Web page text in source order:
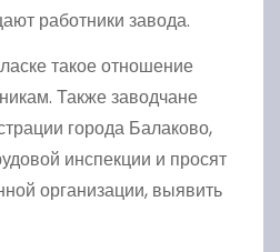
работники завода.
такое отношение
Также заводчане
города Балаково,
инспекции и просят
организации, выявить